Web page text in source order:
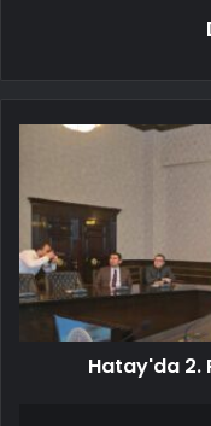
Hatay'da 2.